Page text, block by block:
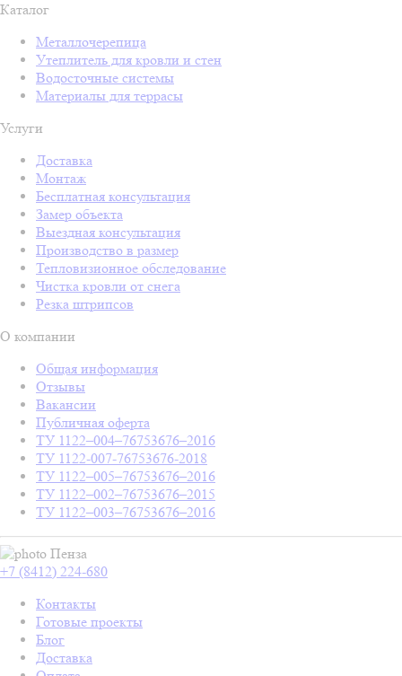
Каталог
Металлочерепица
Утеплитель для кровли и стен
Водосточные системы
Материалы для террасы
Услуги
Доставка
Монтаж
Бесплатная консультация
Замер объекта
Выездная консультация
Производство в размер
Тепловизионное обследование
Чистка кровли от снега
Резка штрипсов
О компании
Общая информация
Отзывы
Вакансии
Публичная оферта
ТУ 1122–004–76753676–2016
ТУ 1122-007-76753676-2018
ТУ 1122–005–76753676–2016
ТУ 1122–002–76753676–2015
ТУ 1122–003–76753676–2016
Пенза
+7 (8412) 224-680
Контакты
Готовые проекты
Блог
Доставка